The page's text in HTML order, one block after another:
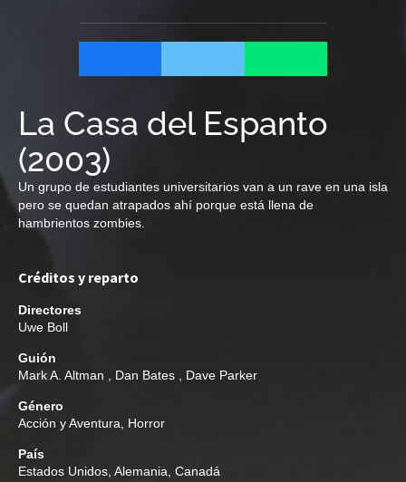
La Casa del Espanto
(2003)
Un grupo de estudiantes universitarios van a un rave en una isla
pero se quedan atrapados ahí porque está llena de
hambrientos zombies.
Créditos y reparto
Directores
Uwe Boll
Guión
Mark A. Altman
Dan Bates Dave Parker
Género
Acción y Aventura
Horror
País
Estados Unidos, Alemania, Canadá